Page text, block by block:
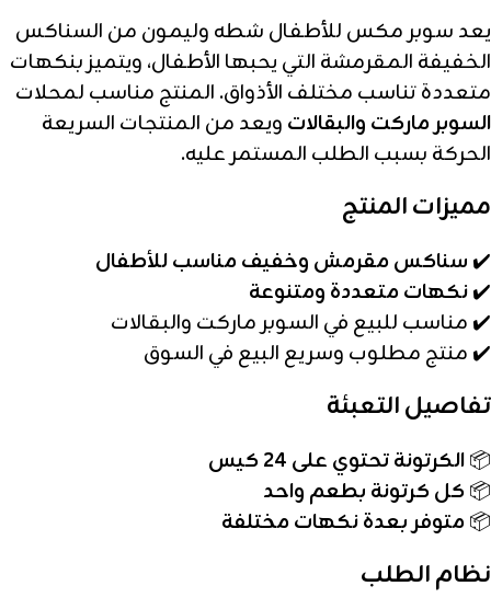
يعد سوبر مكس للأطفال شطه وليمون من السناكس
الخفيفة المقرمشة التي يحبها الأطفال، ويتميز بنكهات
متعددة تناسب مختلف الأذواق. المنتج مناسب لمحلات
السوبر ماركت والبقالات ويعد من المنتجات السريعة
الحركة بسبب الطلب المستمر عليه.
مميزات المنتج
✔️ سناكس مقرمش وخفيف مناسب للأطفال
✔️نكهات متعددة ومتنوعة
✔️ مناسب للبيع في السوبر ماركت والبقالات
✔️ منتج مطلوب وسريع البيع في السوق
تفاصيل التعبئة
📦الكرتونة تحتوي على 24 كيس
📦كل كرتونة بطعم واحد
📦 متوفر بعدة نكهات مختلفة
نظام الطلب